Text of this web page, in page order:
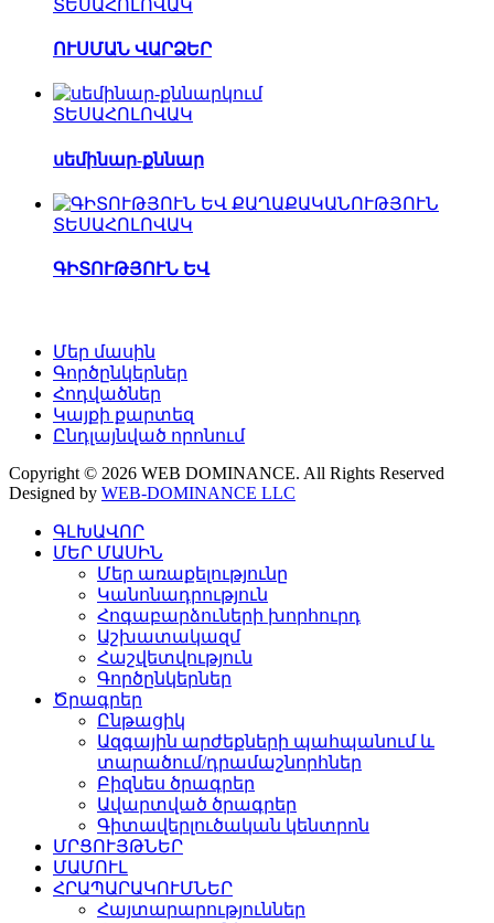
ՏԵՍԱՀՈԼՈՎԱԿ
ՈՒՍՄԱՆ ՎԱՐՁԵՐ
ՏԵՍԱՀՈԼՈՎԱԿ
սեմինար-քննար
ՏԵՍԱՀՈԼՈՎԱԿ
ԳԻՏՈՒԹՅՈՒՆ ԵՎ
Մեր մասին
Գործընկերներ
Հոդվածներ
Կայքի քարտեզ
Ընդլայնված որոնում
Copyright © 2026 WEB DOMINANCE. All Rights Reserved
Designed by WEB-DOMINANCE LLC
ԳԼԽԱՎՈՐ
ՄԵՐ ՄԱՍԻՆ
Մեր առաքելությունը
Կանոնադրություն
Հոգաբարձուների խորհուրդ
Աշխատակազմ
Հաշվետվություն
Գործընկերներ
Ծրագրեր
Ընթացիկ
Ազգային արժեքների պահպանում և
տարածում/դրամաշնորհներ
Բիզնես ծրագրեր
Ավարտված ծրագրեր
Գիտավերլուծական կենտրոն
ՄՐՑՈՒՅԹՆԵՐ
ՄԱՄՈՒԼ
ՀՐԱՊԱՐԱԿՈՒՄՆԵՐ
Հայտարարություններ